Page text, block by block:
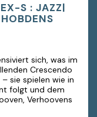
S : JAZZ|
sich, was im
Crescendo
sie spielen wie in
folgt und dem
Verhoovens